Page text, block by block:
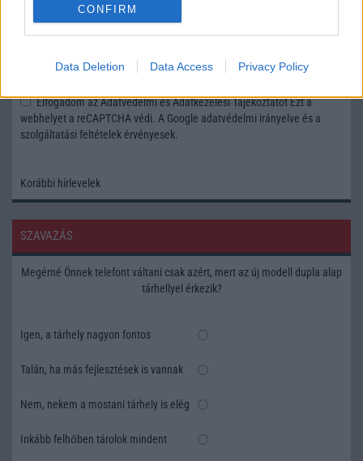
CONFIRM
Data Deletion Data Access Privacy Policy
Elfogadom azAdatvédelmi és Adatkezelési TájékoztatótEzt a
webhelyet a reCAPTCHA védi. A Google adatvédelmi irányelve és a
szolgáltatási feltételek érvényesek.
Korábbi hírlevelek
SZAVAZÁS
Megérné Önnek telefont váltani csak azért, mert az új modell dupla alap
tárhellyel érkezik?
Igen, a tárhely nagyon fontos
Talán, ha más fejlesztések is vannak
Nem, nekem a mostani tárhely is elég
Inkább felhőben tárolok mindent